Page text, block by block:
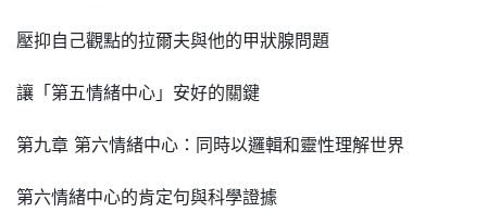
壓抑自己觀點的拉爾夫與他的甲狀腺問題
讓「第五情緒中心」安好的關鍵
第九章 第六情緒中心：同時以邏輯和靈性理解世界
第六情緒中心的肯定句與科學證據